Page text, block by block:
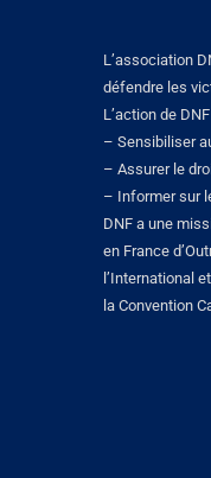
L’association
défendre les
L’action de
– Sensibiliser
– Assurer le
– Informer sur
DNF a une
en France
l’International
la Convention